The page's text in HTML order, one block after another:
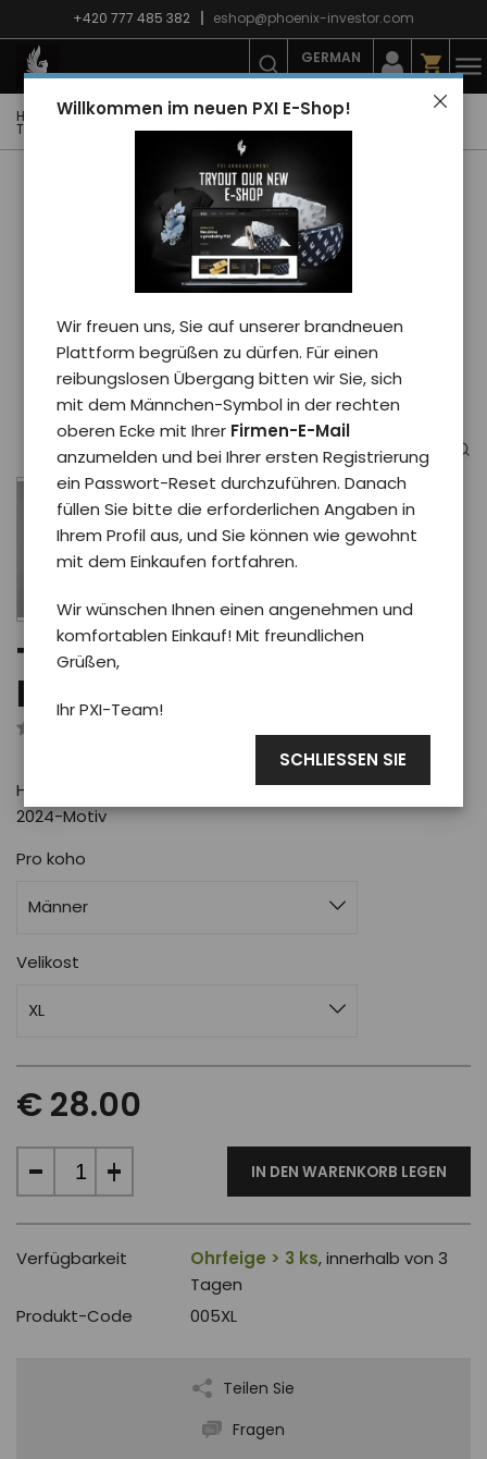
Willkommen im neuen PXI E-Shop!
Wir freuen uns, Sie auf unserer brandneuen
Plattform begrüßen zu dürfen. Für einen
reibungslosen Übergang bitten wir Sie, sich
mit dem Männchen-Symbol in der rechten
oberen Ecke mit Ihrer Firmen-E-Mail
anzumelden und bei Ihrer ersten Registrierung
ein Passwort-Reset durchzuführen. Danach
füllen Sie bitte die erforderlichen Angaben in
Ihrem Profil aus, und Sie können wie gewohnt
mit dem Einkaufen fortfahren.
Wir wünschen Ihnen einen angenehmen und
komfortablen Einkauf! Mit freundlichen
Grüßen,
Ihr PXI-Team!
SCHLIESSEN SIE
+420 777 485 382 eshop@phoenix-investor.com
GERMAN
Hauptseite E-shop Mode T-Shirts
Herren-T-Shirts
T-Shirt Phoenix PXI 2024 herren/schwarz XL
T-Shirt Phoenix PXI 2024
herren/schwarz XL
Rezensiert von 0 Benutzer
Herren-Baumwoll-T-Shirt in Schwarz mit Phoenix PXI
2024-Motiv
Pro koho
Männer
Velikost
XL
€ 28.00
IN DEN WARENKORB LEGEN
Verfügbarkeit Ohrfeige > 3 ks, innerhalb von 3
Tagen
Produkt-Code
005XL
Teilen Sie
Fragen